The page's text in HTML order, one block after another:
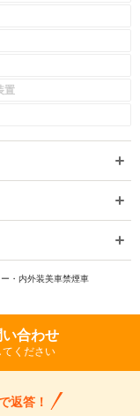
置
・内外装美車禁煙車
合わせ
ください
返答！